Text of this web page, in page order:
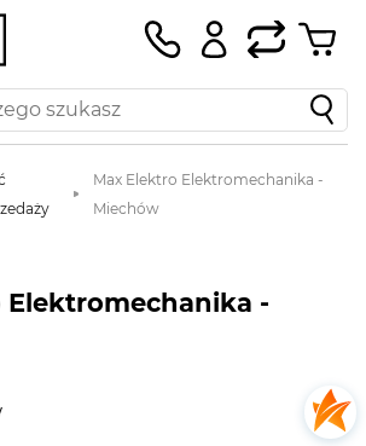
Max Elektro Elektromechanika -
Miechów
Elektromechanika -
contributors